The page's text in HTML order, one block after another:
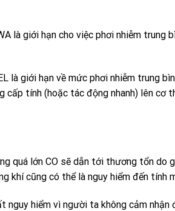
là giới hạn cho việc phơi nhiễm
là giới hạn về mức phơi nhiễm trung
tính (hoặc tác động nhanh) lên cơ
quá lớn CO sẽ dẫn tới thương tổn do
khí cũng có thể là nguy hiểm đến tính
nguy hiểm vì người ta không cảm